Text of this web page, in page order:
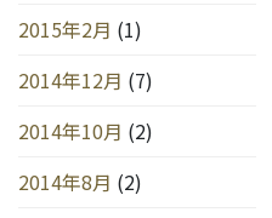
2015年2月 (1)
2014年12月 (7)
2014年10月 (2)
2014年8月 (2)